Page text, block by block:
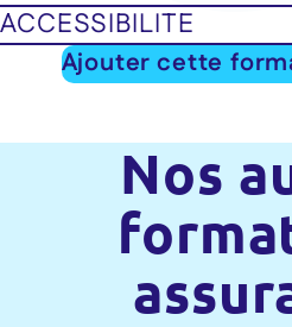
ACCESSIBILITE
Ajouter cette
Nos